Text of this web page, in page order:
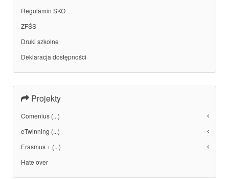
Regulamin SKO
ZFŚS
Druki szkolne
Deklaracja dostępności
Projekty
Comenius (...)
eTwinning (...)
Erasmus + (...)
Hate over